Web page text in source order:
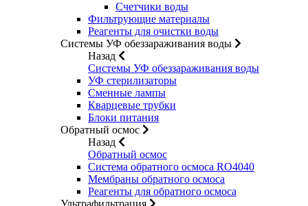
Счетчики воды
Фильтрующие материалы
Реагенты для очистки воды
Системы УФ обеззараживания воды
Назад
Системы УФ обеззараживания воды
УФ стерилизаторы
Сменные лампы
Кварцевые трубки
Блоки питания
Обратный осмос
Назад
Обратный осмос
Система обратного осмоса RO4040
Мембраны обратного осмоса
Реагенты для обратного осмоса
Ультрафильтрация